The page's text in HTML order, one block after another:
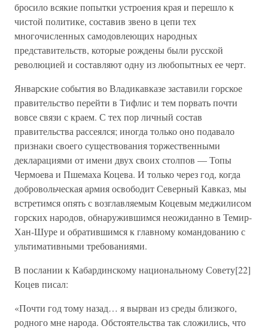
бросило всякие попытки устроения края и перешло к
чистой политике, составив звено в цепи тех
многочисленных самодовлеющих народных
представительств, которые рождены были русской
революцией и составляют одну из любопытных ее черт.
Январские события во Владикавказе заставили горское
правительство перейти в Тифлис и тем порвать почти
вовсе связи с краем. С тех пор личный состав
правительства рассеялся; иногда только оно подавало
признаки своего существования торжественными
декларациями от имени двух своих столпов — Топы
Чермоева и Пшемаха Коцева. И только через год, когда
добровольческая армия освободит Северный Кавказ, мы
встретимся опять с возглавляемым Коцевым меджилисом
горских народов, обнаружившимся неожиданно в Темир-
Хан-Шуре и обратившимся к главному командованию с
ультимативными требованиями.
В послании к Кабардинскому национальному Совету[22]
Коцев писал:
«Почти год тому назад… я вырван из среды близкого,
родного мне народа. Обстоятельства так сложились, что